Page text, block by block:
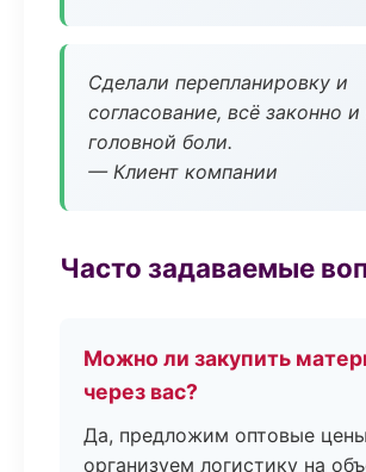
Сделали перепланировку и
согласование, всё законно и
головной боли.
— Клиент компании
Часто задаваемые
Можно ли закупить
через вас?
Да, предложим оптовые
организуем логистику на